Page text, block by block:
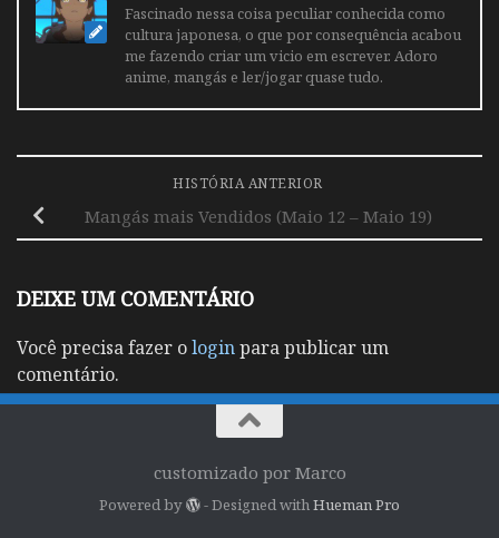
Fascinado nessa coisa peculiar conhecida como
cultura japonesa, o que por consequência acabou
me fazendo criar um vicio em escrever. Adoro
anime, mangás e ler/jogar quase tudo.
HISTÓRIA ANTERIOR
Mangás mais Vendidos (Maio 12 – Maio 19)
DEIXE UM COMENTÁRIO
Você precisa fazer ologinpara publicar um
comentário.
customizado por Marco
Powered by - Designed withHueman Pro